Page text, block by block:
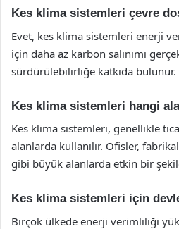
Kes klima sistemleri çevre
Evet, kes klima sistemleri enerji
için daha az karbon salınımı
sürdürülebilirliğe katkıda bulunur.
Kes klima sistemleri hangi
Kes klima sistemleri, genellikle
alanlarda kullanılır. Ofisler,
gibi büyük alanlarda etkin bir
Kes klima sistemleri için
Birçok ülkede enerji verimliliği